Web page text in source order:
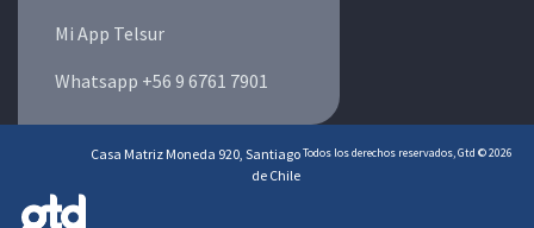
Mi App Telsur
Whatsapp +56 9 6761 7901
Casa Matriz Moneda 920, Santiago
de Chile
Todos los derechos reservados, Gtd © 2026